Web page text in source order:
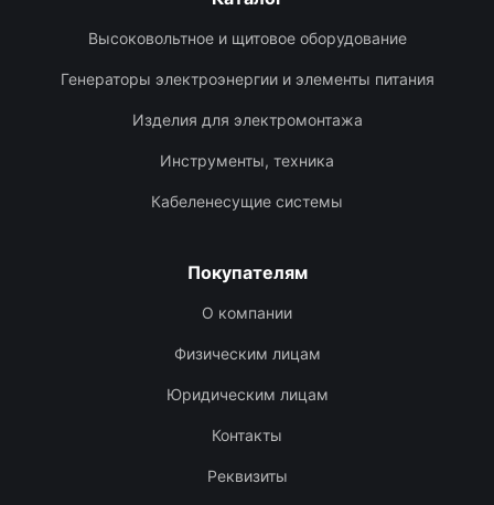
Высоковольтное и щитовое оборудование
Генераторы электроэнергии и элементы питания
Изделия для электромонтажа
Инструменты, техника
Кабеленесущие системы
Покупателям
О компании
Физическим лицам
Юридическим лицам
Контакты
Реквизиты